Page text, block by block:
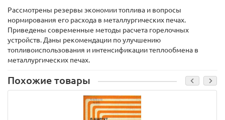
Рассмотрены резервы экономии топлива и вопросы
нормирования его расхода в металлургических печах.
Приведены современные методы расчета горелочных
устройств. Даны рекомендации по улучшению
топливоиспользования и интенсификации теплообмена в
металлургических печах.
Похожие товары